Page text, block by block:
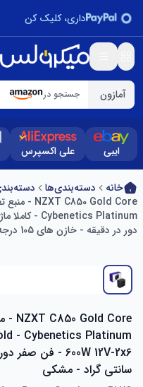
داری، کلیک کن
آمازون جستجو در
ایبی علی اکسپرس
خانه دسته‌بندی‌ها
دور در دقیقه - خازن های 105 درجه سانتی گراد - مشکی
سانتی گراد - مشکی